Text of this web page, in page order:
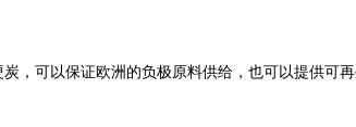
可以保证欧洲的负极原料供给，也可以提供可